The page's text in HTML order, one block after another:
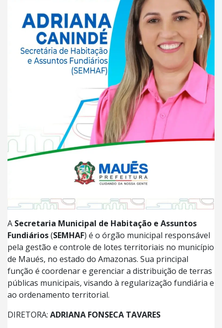
A Secretaria Municipal de Habitação e Assuntos
Fundiários(SEMHAF) é o órgão municipal responsável
pela gestão e controle de lotes territoriais no município
de Maués, no estado do Amazonas. Sua principal
função é coordenar e gerenciar a distribuição de terras
públicas municipais, visando à regularização fundiária e
ao ordenamento territorial.
DIRETORA: ADRIANA FONSECA TAVARES